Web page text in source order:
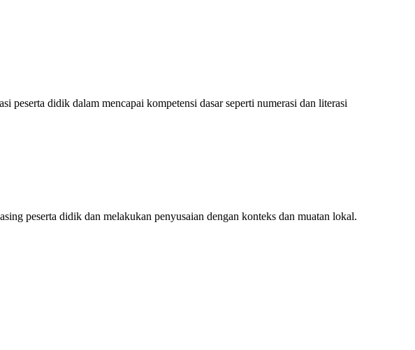
peserta didik dalam mencapai kompetensi dasar seperti numerasi dan literasi
peserta didik dan melakukan penyusaian dengan konteks dan muatan lokal.